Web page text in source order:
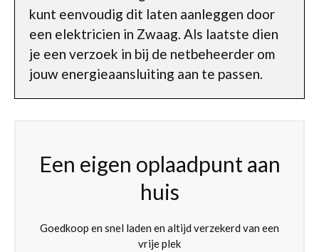
kunt eenvoudig dit laten aanleggen door
een elektricien in Zwaag. Als laatste dien
je een verzoek in bij de netbeheerder om
jouw energieaansluiting aan te passen.
Een eigen oplaadpunt aan
huis
Goedkoop en snel laden en altijd verzekerd van een
vrije plek